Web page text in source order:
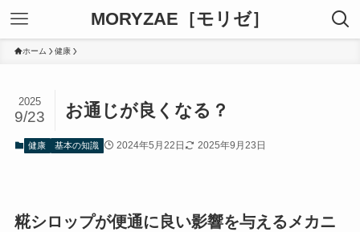
MORYZAE［モリゼ］
ホーム 健康
お通じが良くなる？
2025
9/23
健康 基本の知識 2024年5月22日 2025年9月23日
糀シロップが便通に良い影響を与えるメカニ